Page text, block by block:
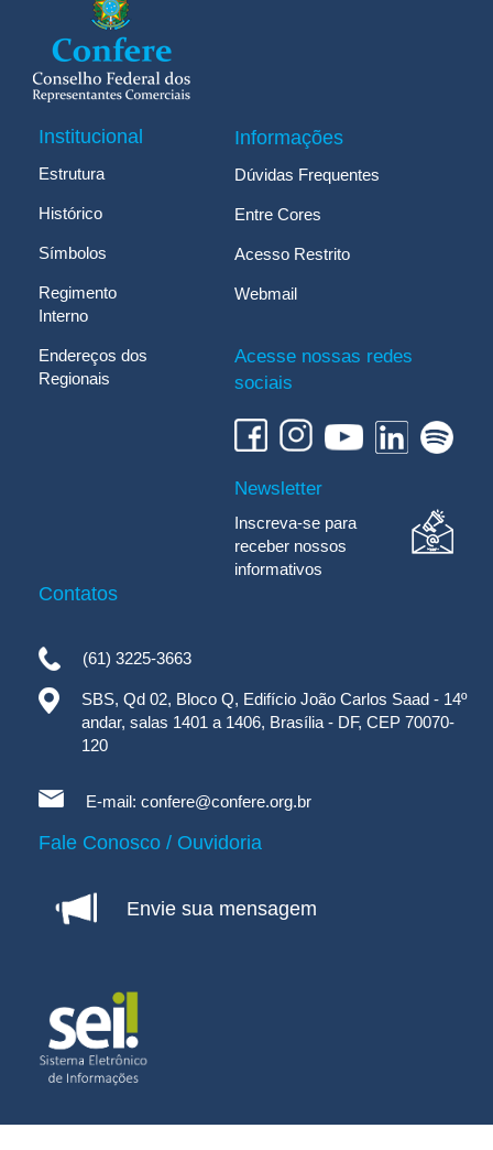
Institucional
Estrutura
Histórico
Símbolos
Regimento
Interno
Endereços dos
Regionais
Informações
Dúvidas Frequentes
Entre Cores
Acesso Restrito
Webmail
Acesse nossas redes
sociais
Newsletter
Inscreva-se para
receber nossos
informativos
Contatos
(61) 3225-3663
SBS, Qd 02, Bloco Q, Edifício João Carlos Saad - 14º
andar, salas 1401 a 1406, Brasília - DF, CEP 70070-
120
E-mail: confere@confere.org.br
Fale Conosco / Ouvidoria
Envie sua mensagem